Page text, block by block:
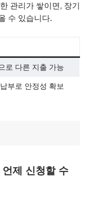
관리가 쌓이면, 장기
수 있습니다.
로 다른 지출 가능
부로 안정성 확보
제 신청할 수